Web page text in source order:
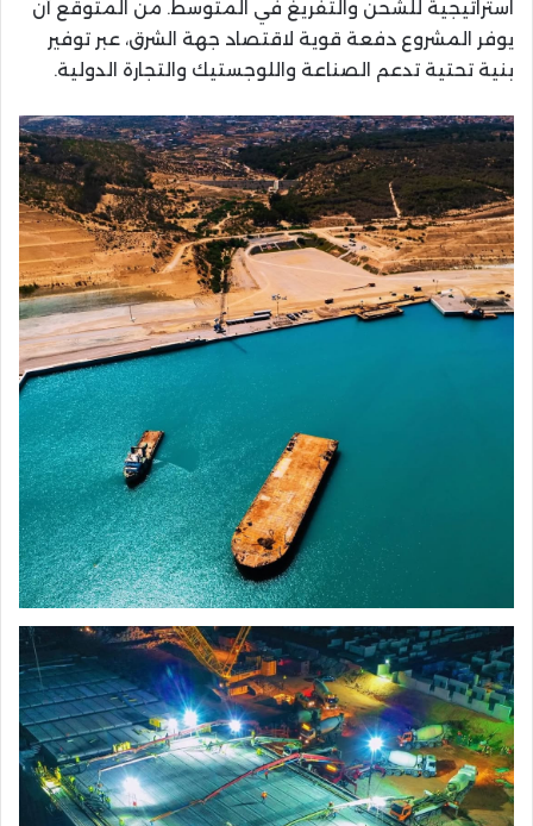
استراتيجية للشحن والتفريغ في المتوسط. من المتوقع أن
يوفر المشروع دفعة قوية لاقتصاد جهة الشرق، عبر توفير
بنية تحتية تدعم الصناعة واللوجستيك والتجارة الدولية.